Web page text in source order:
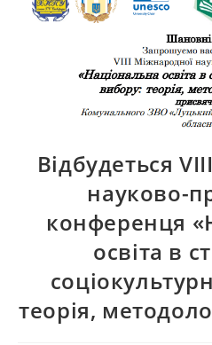
Відбудеться
науково-
конференця
освіта в
теорія,